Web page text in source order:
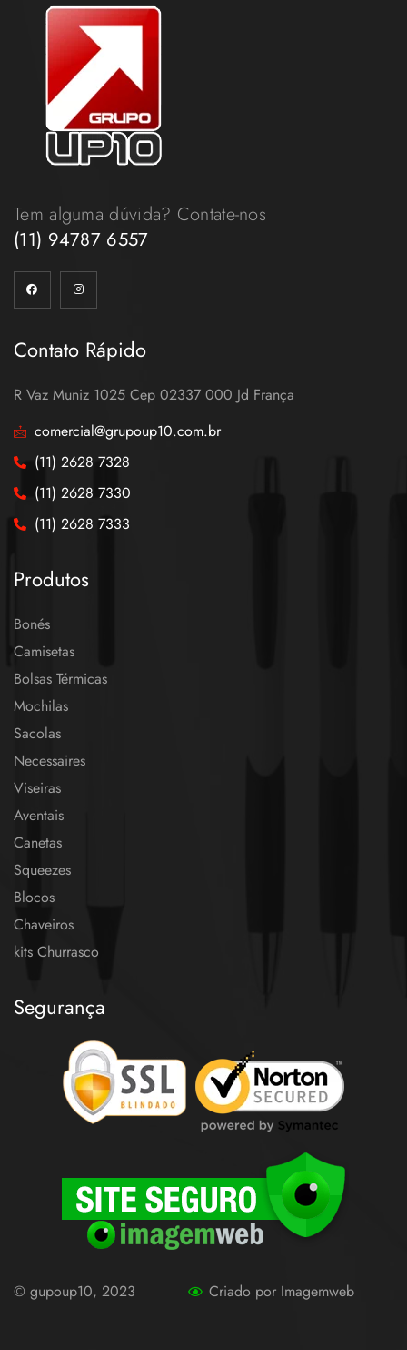
Tem alguma dúvida? Contate-nos
(11) 94787 6557
Contato Rápido
R Vaz Muniz 1025 Cep 02337 000 Jd França
comercial@grupoup10.com.br
(11) 2628 7328
(11) 2628 7330
(11) 2628 7333
Produtos
Bonés
Camisetas
Bolsas Térmicas
Mochilas
Sacolas
Necessaires
Viseiras
Aventais
Canetas
Squeezes
Blocos
Chaveiros
kits Churrasco
Segurança
© gupoup10, 2023 Criado por Imagemweb